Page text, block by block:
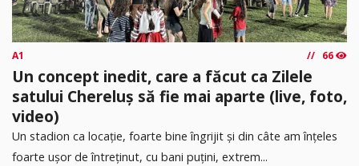
A1 66
Un concept inedit, care a făcut ca Zilele
satului Chereluș să fie mai aparte (live, foto,
video)
Un stadion ca locație, foarte bine îngrijit și din câte am înțeles
foarte ușor de întreținut, cu bani puțini, extrem...